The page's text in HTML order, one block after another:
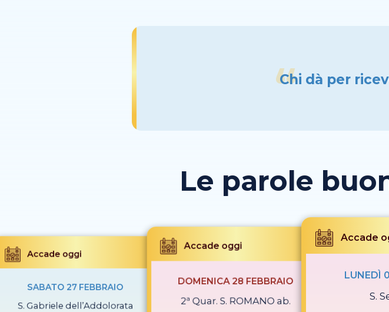
Chi dà per
Le parole
Accade oggi
SABATO 27 FEBBRAIO
S. Gabriele dell’Addolorata
Accade oggi
DOMENICA 28 FEBBRAIO
2ª Quar. S. ROMANO ab.
Accade
LUNEDÌ
S.